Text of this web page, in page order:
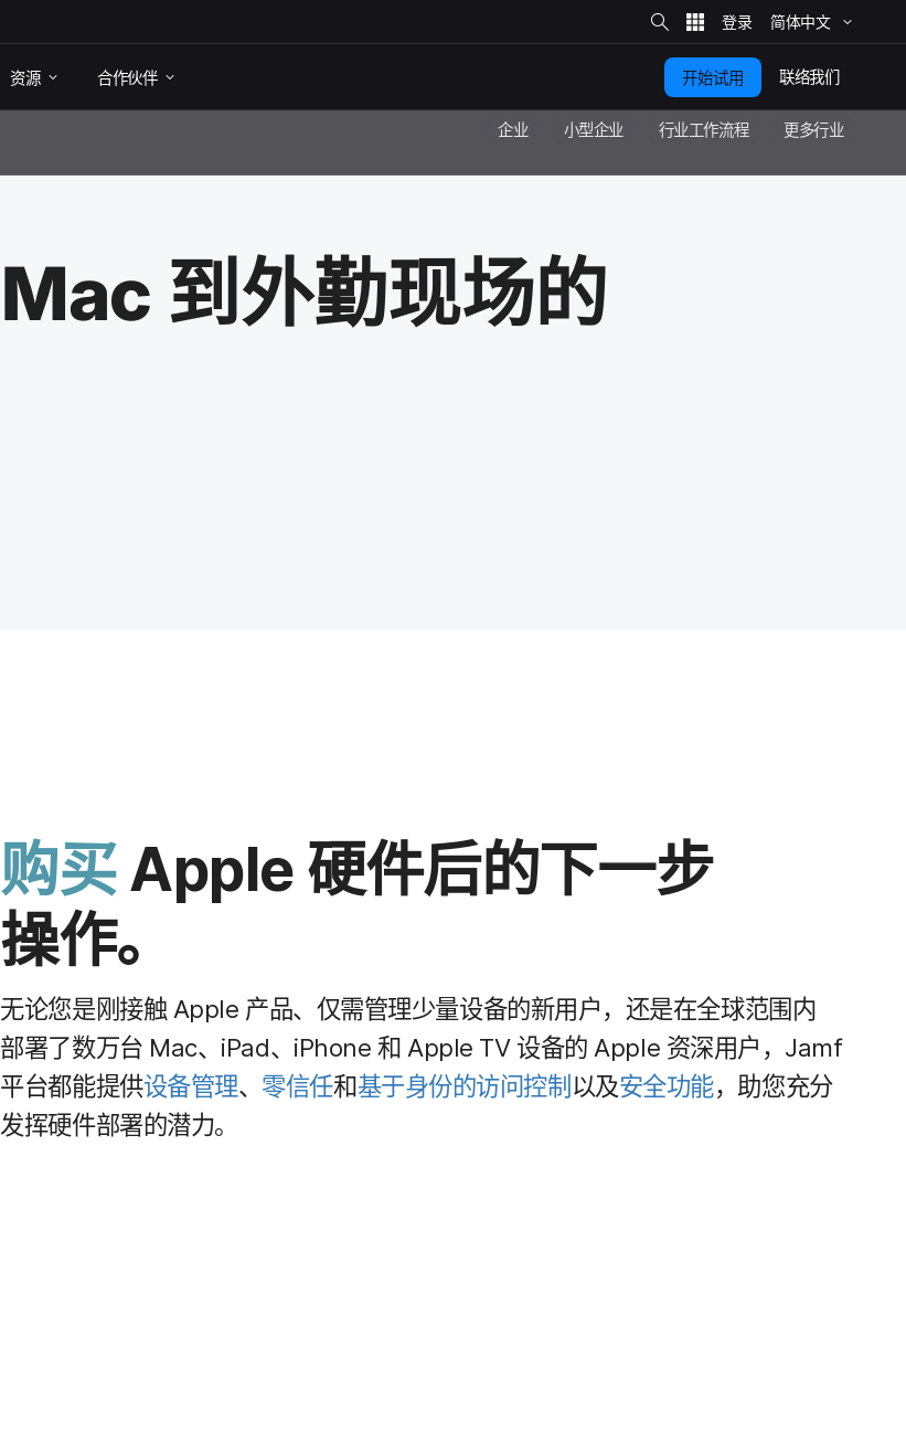
站
​内
​搜
索
简体​中文
资源 合作​伙伴 开始​试用 联络​我们
企业 小型​企业 行业​工作​流程 更​多​行业
Mac 到​外勤​现场​的
购买Apple 硬​件​后​的​下一​步​
操作。
无论​您​是​刚接触 Apple 产品、​仅​需​管理​少量​设备​的​新​用户，​还是​在​全球​范围​内​
部署​了​数万​台 Mac、 iPad、 iPhone和 Apple TV 设备​的 Apple 资​深​用户， Jamf
平台​都​能​提供设备​管理、 零信任和基于​身份​的​访问​控制 以及安全​功​能，​助​您​充分​
发挥​硬件​部署​的​潜力。